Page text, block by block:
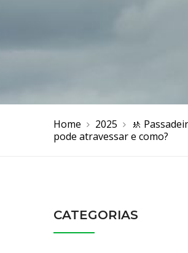
Home 2025
🚸
pode atravessar e como?
CATEGORIAS